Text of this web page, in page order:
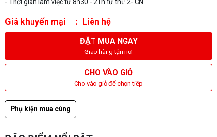
- Thời gian làm việc từ 8h30 - 21h từ thứ 2- CN
Giá khuyến mại Liên hệ
ĐẶT MUA NGAY
Giao hàng tận nơi
CHO VÀO GIỎ
Cho vào giỏ để chọn tiếp
Phụ kiện mua cùng